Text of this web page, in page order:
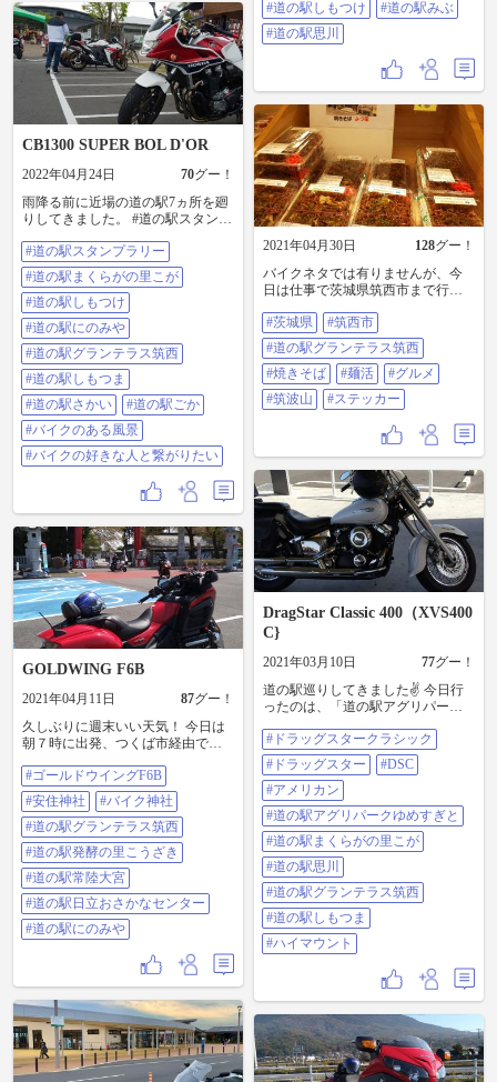
ラス筑西 #道の駅にのみや #道の駅
しもつけ #道の駅みぶ #道の駅思川
#道の駅しもつけ
#道の駅みぶ
#道の駅思川
CB1300 SUPER BOL D'OR
2022年04月24日 70グー！
雨降る前に近場の道の駅7ヵ所を廻
りしてきました。 #道の駅スタンプ
道の駅しもつけ #道の駅にのみや #
道の駅グランテラス筑西 #道の駅し
もつま #道の駅さかい #道の駅ごか
#バイクのある風景 #バイクの好き
な人と繋がりたい
#道の駅スタンプラリー
#道の駅まくらがの里こが
#道の駅しもつけ
#道の駅にのみや
#道の駅グランテラス筑西
#道の駅しもつま
#道の駅さかい
#道の駅ごか
#バイクのある風景
#バイクの好きな人と繋がりたい
2021年04月30日 128グー！
バイクネタでは有りませんが、今
日は仕事で茨城県筑西市まで行き
テラス筑西｣に立ち寄り、焼きそば
弁当ゲット～。しっかりした味付
けにモチモチ麺。まいう～でし
た。 そしてもうひとつ｢筑西ここで
しょう｣ステッカーゲット～。
｢◯◯どうでしょう｣とそっくり～
🤣🤣🤣。 折角なので、バイクに貼
の駅グランテラス筑西 #焼きそば #
麺活 #グルメ #筑波山 #ステッカー
#茨城県
#筑西市
#道の駅グランテラス筑西
#焼きそば
#麺活
#グルメ
#筑波山
#ステッカー
GOLDWING F6B
2021年04月11日 87グー！
久しぶりに週末いい天気！ 今日は
朝７時に出発、つくば市経由で安
た。 道の駅いっぱい寄りました(発
酵の里こうざき、グランテラス筑
西、にのみや、常陸大宮、日立お
さかなセンター) ほとんど下道で
398㌔ちょっと疲れました、これか
ら晩酌🍺🍶して寝ます、おやすみ
なさい🥱 #ゴールドウイングF6B #
安住神社 #バイク神社 #道の駅グラ
ンテラス筑西 #道の駅発酵の里こう
ざき #道の駅常陸大宮 #道の駅日立
おさかなセンター #道の駅にのみや
#ゴールドウイングF6B
#安住神社
#バイク神社
#道の駅グランテラス筑西
#道の駅発酵の里こうざき
#道の駅常陸大宮
#道の駅日立おさかなセンター
#道の駅にのみや
DragStar Classic 400（XVS400
C}
2021年03月10日 77グー！
道の駅巡りしてきました✌️ 今日行
ったのは、「道の駅アグリパーク
里こが」「道の駅思川」「道の駅
グランテラス筑西」「道の駅しも
つま」の5駅。ゆめすぎとにはキッ
プ売っていませんでした💨 今日ま
でにスタンプが14個たまりまし
た。15個たまると道の駅ギフト券
1,000円分もらえるそうです💡30個
だと1,500円分😃期限は今月の28日
まで。30個は少しキツいかな😅 風
が強くて横風が恐かったけど180キ
ロの旅でした❗️高速道路使わないと
時間かかりますね😅 お昼は小山に
あるラーメン二郎のインスパイア
店である「ハイマウント」にてま
ぜそばを食べてきました🍜 #ドラッ
グスタークラシック #ドラッグスタ
ー #DSC #アメリカン #道の駅アグ
リパークゆめすぎと #道の駅まくら
がの里こが #道の駅思川 #道の駅グ
ランテラス筑西 #道の駅しもつま #
ハイマウント
#ドラッグスタークラシック
#ドラッグスター
#DSC
#アメリカン
#道の駅アグリパークゆめすぎと
#道の駅まくらがの里こが
#道の駅思川
#道の駅グランテラス筑西
#道の駅しもつま
#ハイマウント